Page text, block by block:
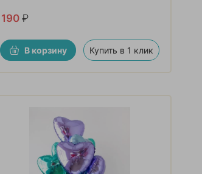
190 ₽
В корзину Купить в 1 клик